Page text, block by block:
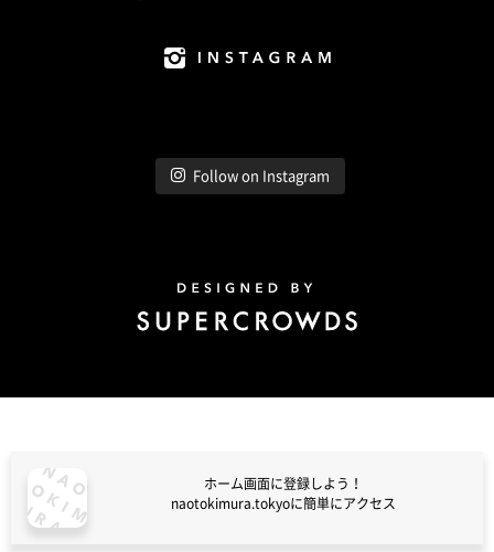
Follow on Instagram
ホーム画面に登録しよう！
naotokimura.tokyoに簡単にアクセス